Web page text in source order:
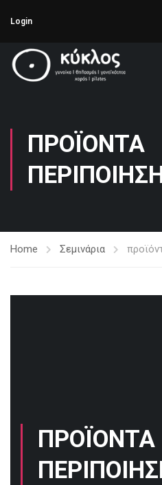
Login
ΠΡΟΪΌΝΤΑ
Home Σεμινάρια
ΠΡΟΪΌΝΤΑ